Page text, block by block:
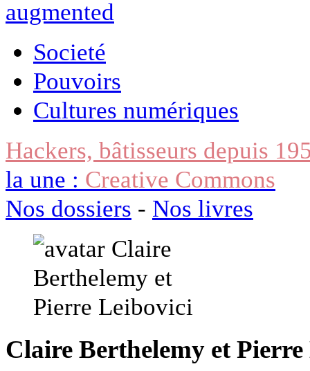
Societé
Pouvoirs
Cultures numériques
Hackers, bâtisseurs depuis
la une : Creative Commons
Nos dossiers - Nos livres
Claire Berthelemy et